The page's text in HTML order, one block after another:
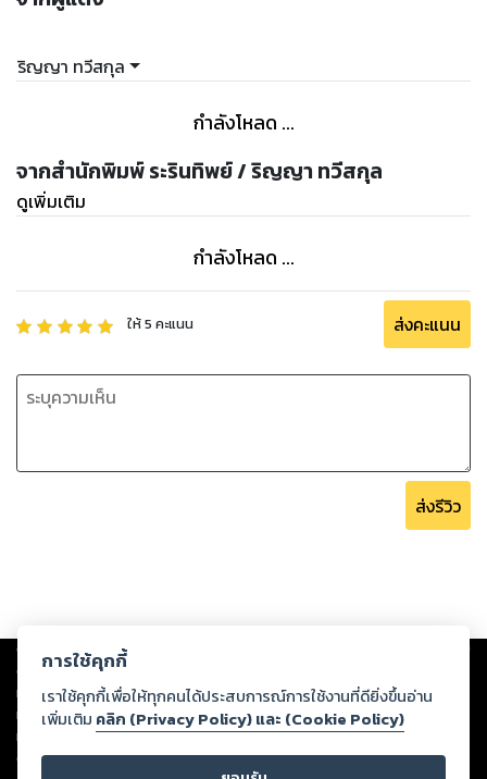
ริญญา ทวีสกุล
กำลังโหลด ...
จากสำนักพิมพ์ ระรินทิพย์ / ริญญา ทวีสกุล
ดูเพิ่มเติม
กำลังโหลด ...
ให้5 คะแนน ส่งคะแนน
ส่งรีวิว
Copyright © 2026
ต่อผลงานหรือเนื้อหาใดที่อัปโหลดผ่านเว็บไซต์และปรากฏว่าละเมิดสิทธิใน
ทรัพย์สินทางปัญญาของบุคคลอื่นหรือขัดต่อกฎหมายและศีลธรรม ดังนั้น ผู้อ่าน
ทุกท่านโปรดใช้วิจารณญาณในการกลั่นกรองด้วยตนเอง และหากท่านพบว่าส่วน
หนึ่งส่วนใดขัดต่อกฎหมายและศีลธรรม กรุณาแจ้งมายังบริษัท เพื่อทีมงานจะได้
ดำเนินการในทันที ทั้งนี้ ทางสตอรี่ล็อกขอสงวนลิขสิทธิ์ตามพระราชบัญญัติ
การใช้คุกกี้
เราใช้คุกกี้เพื่อให้ทุกคนได้ประสบการณ์การใช้งานที่ดียิ่งขึ้นอ่าน
เพิ่มเติม คลิก (Privacy Policy) และ (Cookie Policy)